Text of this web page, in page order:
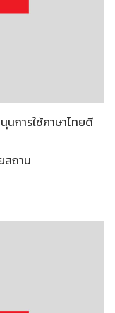
การใช้ภาษาไทยดี
สถาน